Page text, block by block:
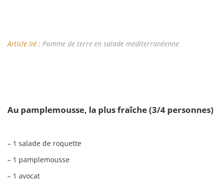
Article lié : Pomme de terre en salade méditerranéenne
Au pamplemousse, la plus fraîche (3/4 personnes)
– 1 salade de roquette
– 1 pamplemousse
– 1 avocat